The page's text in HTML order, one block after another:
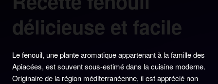
délicieuse et facile
Le fenouil, une plante aromatique appartenant à la famille des
Apiacées, est souvent sous-estimé dans la cuisine moderne.
Originaire de la région méditerranéenne, il est apprécié non